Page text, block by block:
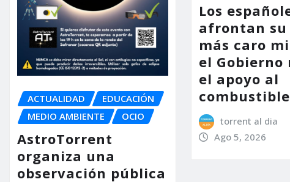
ACTUALIDAD
EDUCACIÓN
MEDIO AMBIENTE
OCIO
AstroTorrent
organiza una
observación pública
Los
afrontan su
más caro
el Gobierno
el apoyo al
combustible
torrent al dia
Ago 5, 2026